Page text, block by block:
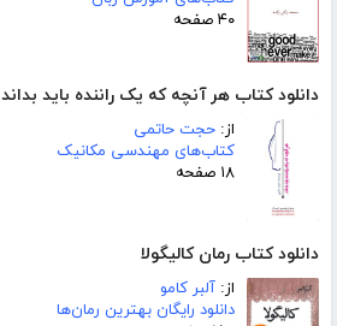
۴۰ صفحه
دانلود کتاب هر آنچه که یک راننده باید بداند
از: حجت حاتمی
کتاب‌های مهندسی مکانیک
۱۸ صفحه
دانلود کتاب رمان کالیگولا
از: آلبر کامو
دانلود رایگان بهترین رمان‌ها